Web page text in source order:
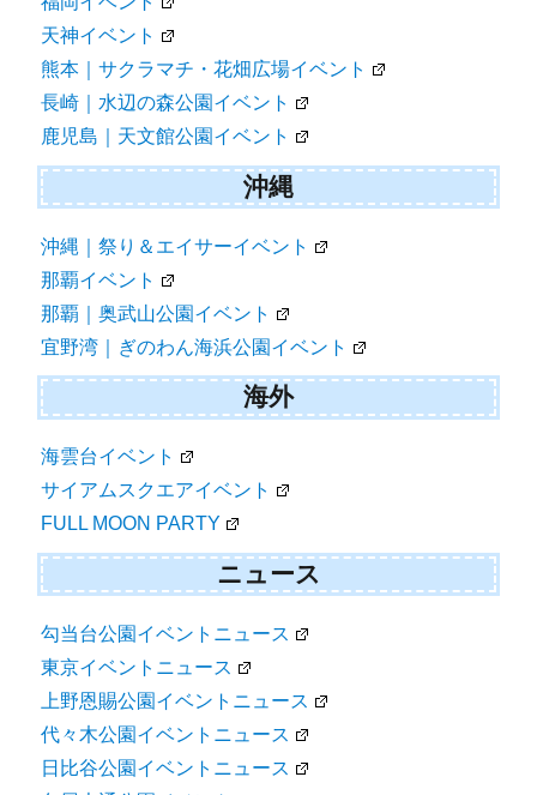
天神イベント
熊本｜サクラマチ・花畑広場イベント
長崎｜水辺の森公園イベント
鹿児島｜天文館公園イベント
沖縄
沖縄｜祭り＆エイサーイベント
那覇イベント
那覇｜奥武山公園イベント
宜野湾｜ぎのわん海浜公園イベント
海外
海雲台イベント
サイアムスクエアイベント
FULL MOON PARTY
ニュース
勾当台公園イベントニュース
東京イベントニュース
上野恩賜公園イベントニュース
代々木公園イベントニュース
日比谷公園イベントニュース